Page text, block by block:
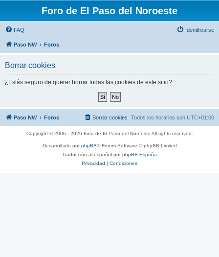
Foro de El Paso del Noroeste
FAQ Identificarse
Paso NW Foros
Borrar cookies
¿Estás seguro de querer borrar todas las cookies de este sitio?
Paso NW Foros Todos los horarios son UTC+01:00
Borrar cookies
Copyright © 2006 - 2026 Foro de El Paso del Noroeste All rights reserved.
Desarrollado porphpBB® Forum Software © phpBB Limited
Traducción al español porphpBB España
Privacidad | Condiciones